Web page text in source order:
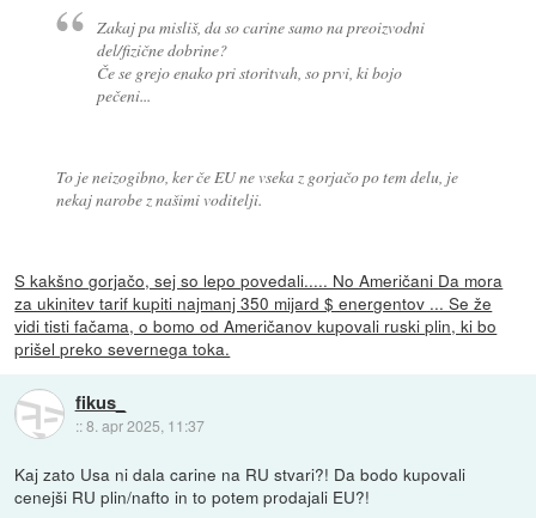
Zakaj pa misliš, da so carine samo na preoizvodni
del/fizične dobrine?
Če se grejo enako pri storitvah, so prvi, ki bojo
pečeni...
To je neizogibno, ker če EU ne vseka z gorjačo po tem delu, je
nekaj narobe z našimi voditelji.
S kakšno gorjačo, sej so lepo povedali..... No Američani Da mora
za ukinitev tarif kupiti najmanj 350 mijard $ energentov ... Se že
vidi tisti fačama, o bomo od Američanov kupovali ruski plin, ki bo
prišel preko severnega toka.
fikus_
::8. apr 2025, 11:37
Kaj zato Usa ni dala carine na RU stvari?! Da bodo kupovali
cenejši RU plin/nafto in to potem prodajali EU?!